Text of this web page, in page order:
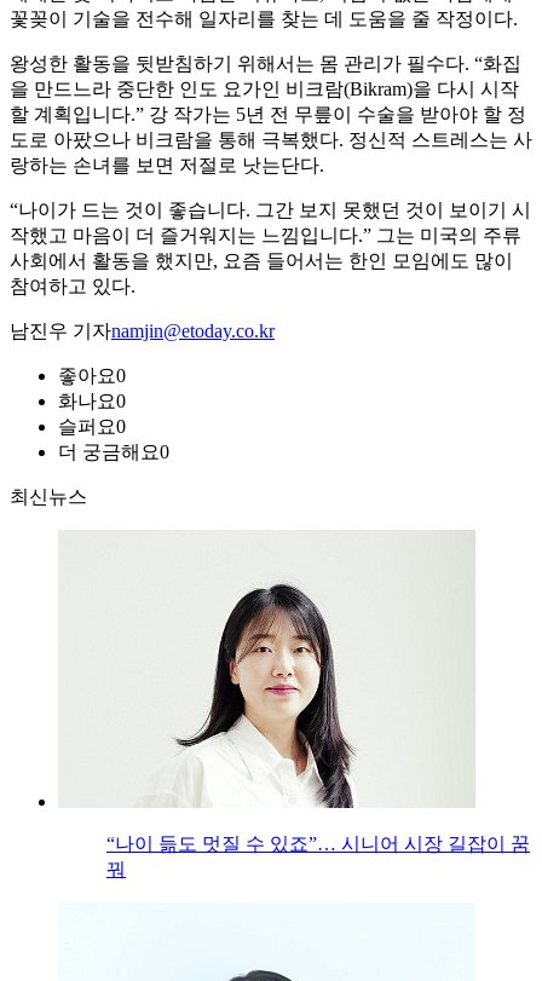
꽃꽂이 기술을 전수해 일자리를 찾는 데 도움을 줄 작정이다.
왕성한 활동을 뒷받침하기 위해서는 몸 관리가 필수다. “화집
을 만드느라 중단한 인도 요가인 비크람(Bikram)을 다시 시작
할 계획입니다.” 강 작가는 5년 전 무릎이 수술을 받아야 할 정
도로 아팠으나 비크람을 통해 극복했다. 정신적 스트레스는 사
랑하는 손녀를 보면 저절로 낫는단다.
“나이가 드는 것이 좋습니다. 그간 보지 못했던 것이 보이기 시
작했고 마음이 더 즐거워지는 느낌입니다.” 그는 미국의 주류
사회에서 활동을 했지만, 요즘 들어서는 한인 모임에도 많이
참여하고 있다.
남진우 기자namjin@etoday.co.kr
좋아요0
화나요0
슬퍼요0
더 궁금해요0
최신뉴스
“나이 듦도 멋질 수 있죠”… 시니어 시장 길잡이 꿈
꿔